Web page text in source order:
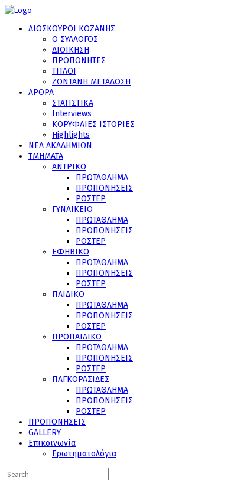
ΔΙΟΣΚΟΥΡΟΙ ΚΟΖΑΝΗΣ
Ο ΣΥΛΛΟΓΟΣ
ΔΙΟΙΚΗΣΗ
ΠΡΟΠΟΝΗΤΕΣ
ΤΙΤΛΟΙ
ΖΩΝΤΑΝΗ ΜΕΤΑΔΟΣΗ
ΑΡΘΡΑ
ΣΤΑΤΙΣΤΙΚΑ
Interviews
ΚΟΡΥΦΑΙΕΣ ΙΣΤΟΡΙΕΣ
Highlights
ΝΕΑ ΑΚΑΔΗΜΙΩΝ
ΤΜΗΜΑΤΑ
ΑΝΤΡΙΚΟ
ΠΡΩΤΑΘΛΗΜΑ
ΠΡΟΠΟΝΗΣΕΙΣ
ΡΟΣΤΕΡ
ΓΥΝΑΙΚΕΙΟ
ΠΡΩΤΑΘΛΗΜΑ
ΠΡΟΠΟΝΗΣΕΙΣ
ΡΟΣΤΕΡ
ΕΦΗΒΙΚΟ
ΠΡΩΤΑΘΛΗΜΑ
ΠΡΟΠΟΝΗΣΕΙΣ
ΡΟΣΤΕΡ
ΠΑΙΔΙΚΟ
ΠΡΩΤΑΘΛΗΜΑ
ΠΡΟΠΟΝΗΣΕΙΣ
ΡΟΣΤΕΡ
ΠΡΟΠΑΙΔΙΚΟ
ΠΡΩΤΑΘΛΗΜΑ
ΠΡΟΠΟΝΗΣΕΙΣ
ΡΟΣΤΕΡ
ΠΑΓΚΟΡΑΣΙΔΕΣ
ΠΡΩΤΑΘΛΗΜΑ
ΠΡΟΠΟΝΗΣΕΙΣ
ΡΟΣΤΕΡ
ΠΡΟΠΟΝΗΣΕΙΣ
GALLERY
Επικοινωνία
Ερωτηματολόγια